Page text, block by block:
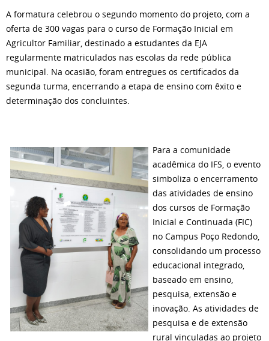
A formatura celebrou o segundo momento do projeto, com a
oferta de 300 vagas para o curso de Formação Inicial em
Agricultor Familiar, destinado a estudantes da EJA
regularmente matriculados nas escolas da rede pública
municipal. Na ocasião, foram entregues os certificados da
segunda turma, encerrando a etapa de ensino com êxito e
determinação dos concluintes.
Para a comunidade
acadêmica do IFS, o evento
simboliza o encerramento
das atividades de ensino
dos cursos de Formação
Inicial e Continuada (FIC)
no Campus Poço Redondo,
consolidando um processo
educacional integrado,
baseado em ensino,
pesquisa, extensão e
inovação. As atividades de
pesquisa e de extensão
rural vinculadas ao projeto